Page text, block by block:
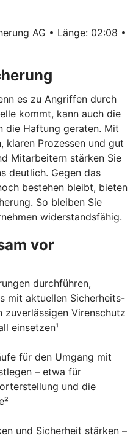
AG • Länge: 02:08 •
es zu Angriffen durch
kommt, kann auch die
die Haftung geraten. Mit
klaren Prozessen und gut
Mitarbeitern stärken Sie
deutlich. Gegen das
bestehen bleibt, bieten
So bleiben Sie
widerstandsfähig.
vor
durchführen,
mit aktuellen Sicherheits-
zuverlässigen Virenschutz
einsetzen¹
für den Umgang mit
– etwa für
und die
und Sicherheit stärken –